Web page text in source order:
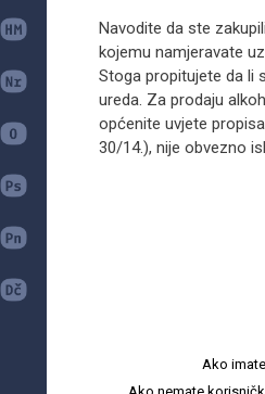
Navodite da ste
kojemu namjeravate
Stoga propitujete da li
ureda. Za prodaju
općenite uvjete
30/14.), nije obvezno
Ako